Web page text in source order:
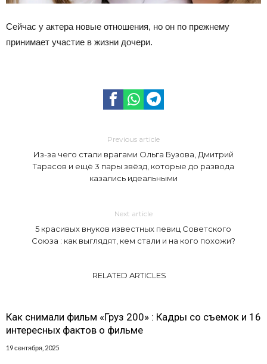
Сейчас у актера новые отношения, но он по прежнему
принимает участие в жизни дочери.
Previous article
Из-за чего стали врагами Ольга Бузова, Дмитрий
Тарасов и ещё 3 пары звёзд, которые до развода
казались идеальными
Next article
5 красивых внуков известных певиц Советского
Союза : как выглядят, кем стали и на кого похожи?
RELATED ARTICLES
Как снимали фильм «Груз 200» : Кадры со съемок и 16
интересных фактов о фильме
19 сентября, 2025